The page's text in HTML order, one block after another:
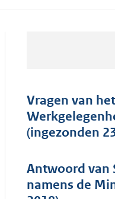
Vragen van
(ingezonden
Antwoord van
namens de